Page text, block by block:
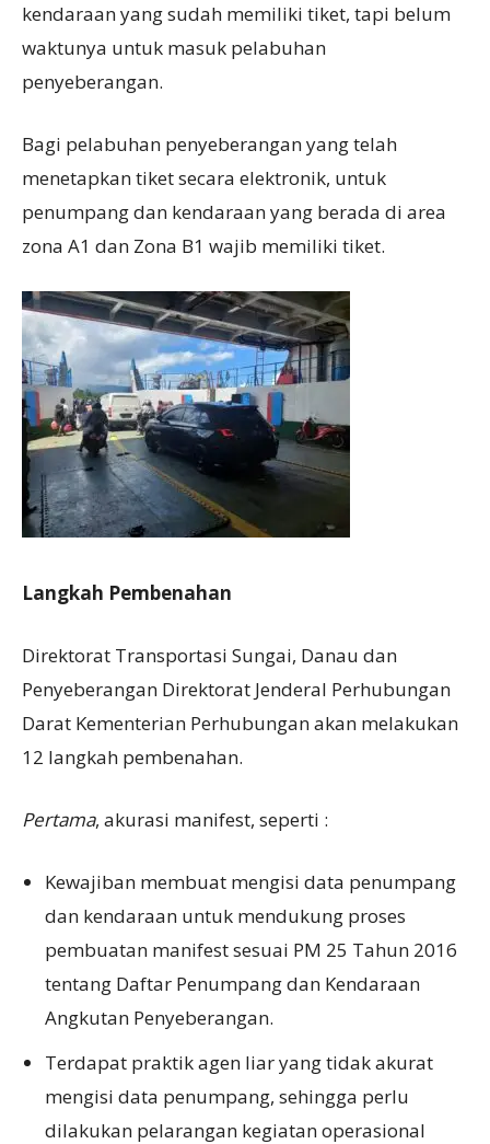
kendaraan yang sudah memiliki tiket, tapi belum
waktunya untuk masuk pelabuhan
penyeberangan.
Bagi pelabuhan penyeberangan yang telah
menetapkan tiket secara elektronik, untuk
penumpang dan kendaraan yang berada di area
zona A1 dan Zona B1 wajib memiliki tiket.
Langkah Pembenahan
Direktorat Transportasi Sungai, Danau dan
Penyeberangan Direktorat Jenderal Perhubungan
Darat Kementerian Perhubungan akan melakukan
12 langkah pembenahan.
Pertama, akurasi manifest, seperti :
Kewajiban membuat mengisi data penumpang
dan kendaraan untuk mendukung proses
pembuatan manifest sesuai PM 25 Tahun 2016
tentang Daftar Penumpang dan Kendaraan
Angkutan Penyeberangan.
Terdapat praktik agen liar yang tidak akurat
mengisi data penumpang, sehingga perlu
dilakukan pelarangan kegiatan operasional